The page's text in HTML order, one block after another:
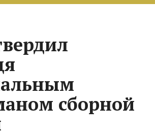
сборной